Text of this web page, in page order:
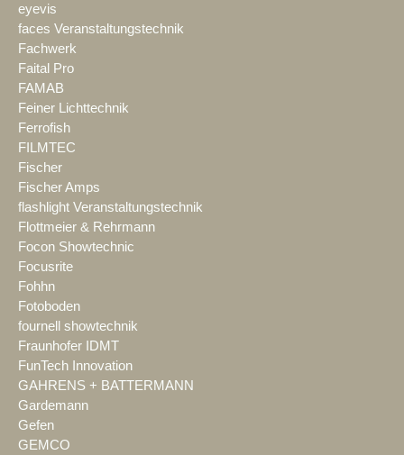
eyevis
faces Veranstaltungstechnik
Fachwerk
Faital Pro
FAMAB
Feiner Lichttechnik
Ferrofish
FILMTEC
Fischer
Fischer Amps
flashlight Veranstaltungstechnik
Flottmeier & Rehrmann
Focon Showtechnic
Focusrite
Fohhn
Fotoboden
fournell showtechnik
Fraunhofer IDMT
FunTech Innovation
GAHRENS + BATTERMANN
Gardemann
Gefen
GEMCO